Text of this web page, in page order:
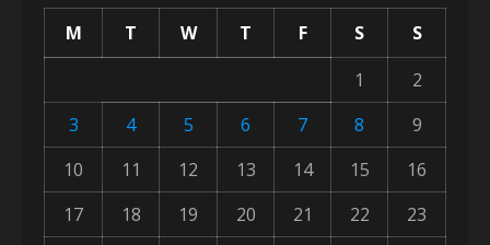
M T W T F S
S
1
2
3
4 5 6 7 8
9
10
11 12 13 14 15
16
17
18 19 20 21 22
23